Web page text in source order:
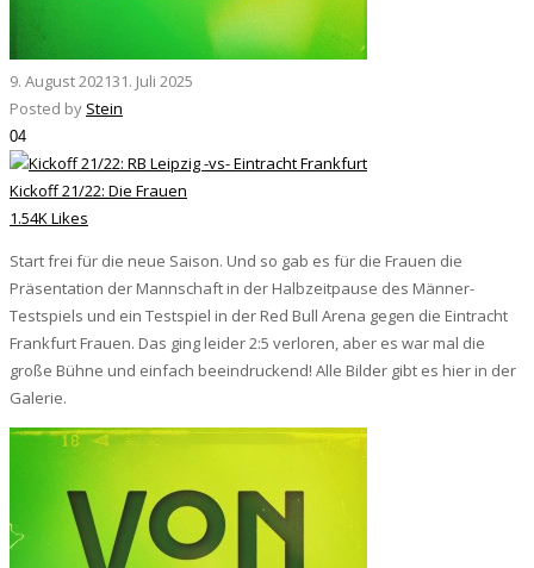
9. August 202131. Juli 2025
Posted by Stein
04
Kickoff 21/22: Die Frauen
1.54K Likes
Start frei für die neue Saison. Und so gab es für die Frauen die
Präsentation der Mannschaft in der Halbzeitpause des Männer-
Testspiels und ein Testspiel in der Red Bull Arena gegen die Eintracht
Frankfurt Frauen. Das ging leider 2:5 verloren, aber es war mal die
große Bühne und einfach beeindruckend! Alle Bilder gibt es hier in der
Galerie.